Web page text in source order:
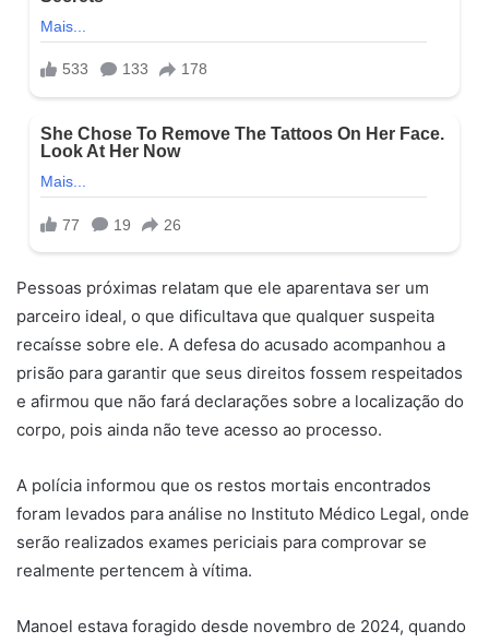
Pessoas próximas relatam que ele aparentava ser um
parceiro ideal, o que dificultava que qualquer suspeita
recaísse sobre ele. A defesa do acusado acompanhou a
prisão para garantir que seus direitos fossem respeitados
e afirmou que não fará declarações sobre a localização do
corpo, pois ainda não teve acesso ao processo.
A polícia informou que os restos mortais encontrados
foram levados para análise no Instituto Médico Legal, onde
serão realizados exames periciais para comprovar se
realmente pertencem à vítima.
Manoel estava foragido desde novembro de 2024, quando